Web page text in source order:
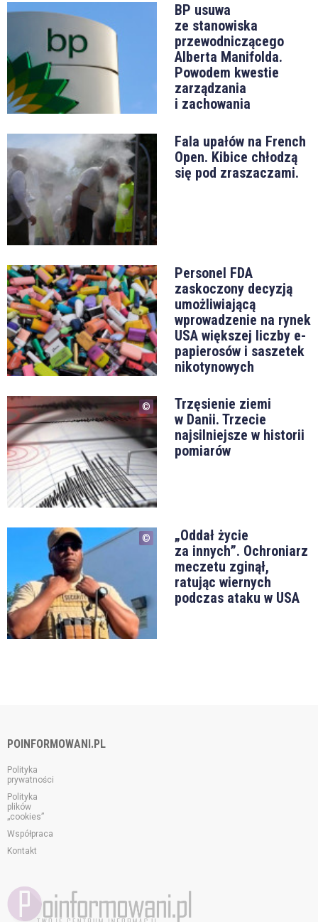
BP usuwa
ze stanowiska
przewodniczącego
Alberta Manifolda.
Powodem kwestie
zarządzania
i zachowania
Fala upałów na French
Open. Kibice chłodzą
się pod zraszaczami.
Personel FDA
zaskoczony decyzją
umożliwiającą
wprowadzenie na rynek
USA większej liczby e-
papierosów i saszetek
nikotynowych
Trzęsienie ziemi
w Danii. Trzecie
najsilniejsze w historii
pomiarów
„Oddał życie
za innych”. Ochroniarz
meczetu zginął,
ratując wiernych
podczas ataku w USA
POINFORMOWANI.PL
Polityka
prywatności
Polityka
plików
„cookies”
Współpraca
Kontakt